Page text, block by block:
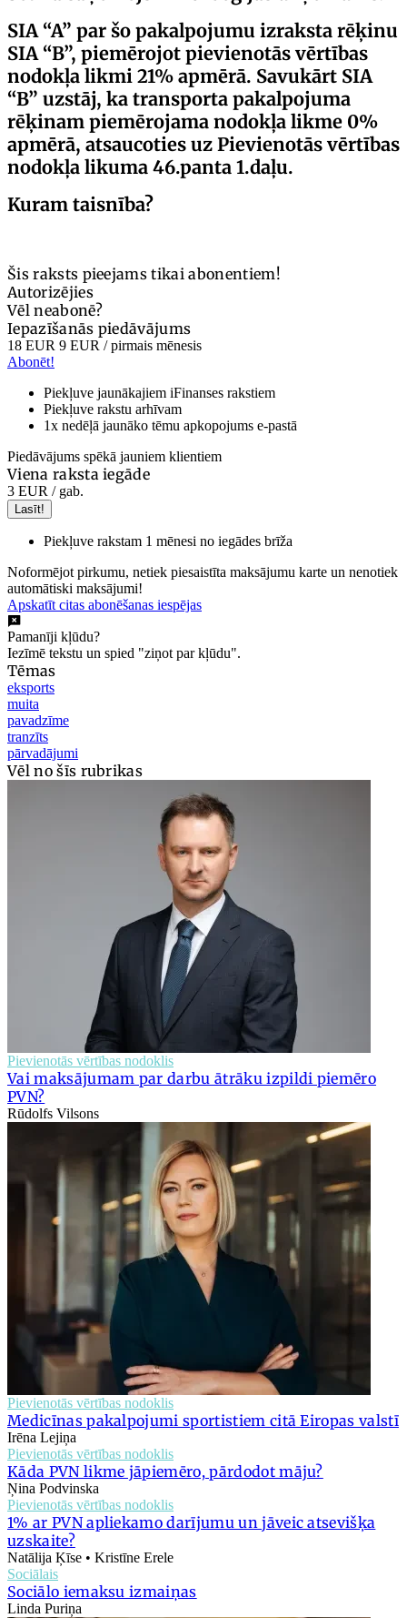
SIA “A” par šo pakalpojumu izraksta rēķinu
SIA “B”, piemērojot pievienotās vērtības
nodokļa likmi 21% apmērā. Savukārt SIA
“B” uzstāj, ka transporta pakalpojuma
rēķinam piemērojama nodokļa likme 0%
apmērā, atsaucoties uz Pievienotās vērtības
nodokļa likuma 46.panta 1.daļu.
Kuram taisnība?
Šis raksts pieejams tikai abonentiem!
Autorizējies
Vēl neabonē?
Iepazīšanās piedāvājums
18 EUR 9 EUR / pirmais mēnesis
Abonēt!
Piekļuve jaunākajiem iFinanses rakstiem
Piekļuve rakstu arhīvam
1x nedēļā jaunāko tēmu apkopojums e-pastā
Piedāvājums spēkā jauniem klientiem
Viena raksta iegāde
3 EUR / gab.
Lasīt!
Piekļuve rakstam 1 mēnesi no iegādes brīža
Noformējot pirkumu, netiek piesaistīta maksājumu karte un nenotiek
automātiski maksājumi!
Apskatīt citas abonēšanas iespējas
Pamanīji kļūdu?
Iezīmē tekstu un spied "ziņot par kļūdu".
Tēmas
eksports
muita
pavadzīme
tranzīts
pārvadājumi
Vēl no šīs rubrikas
Pievienotās vērtības nodoklis
Vai maksājumam par darbu ātrāku izpildi piemēro
PVN?
Rūdolfs Vilsons
Pievienotās vērtības nodoklis
Medicīnas pakalpojumi sportistiem citā Eiropas valstī
Irēna Lejiņa
Pievienotās vērtības nodoklis
Kāda PVN likme jāpiemēro, pārdodot māju?
Ņina Podvinska
Pievienotās vērtības nodoklis
1% ar PVN apliekamo darījumu un jāveic atsevišķa
uzskaite?
Natālija Ķīse • Kristīne Erele
Sociālais
Sociālo iemaksu izmaiņas
Linda Puriņa